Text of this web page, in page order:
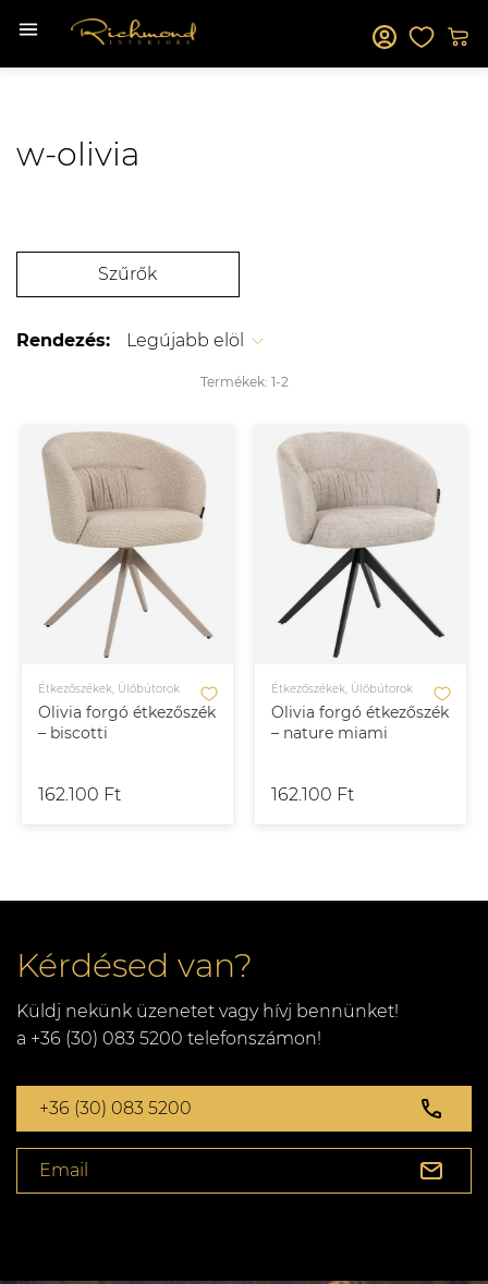
w-olivia
Szűrők
Rendezés: Legújabb elöl
Termékek: 1-2
Olivia forgó étkezőszék
– biscotti
Étkezőszékek, Ülőbútorok
162.100 Ft
Olivia forgó étkezőszék
– nature miami
Étkezőszékek, Ülőbútorok
162.100 Ft
Kérdésed van?
Küldj nekünk üzenetet vagy hívj bennünket!
a +36 (30) 083 5200 telefonszámon!
+36 (30) 083 5200
Email